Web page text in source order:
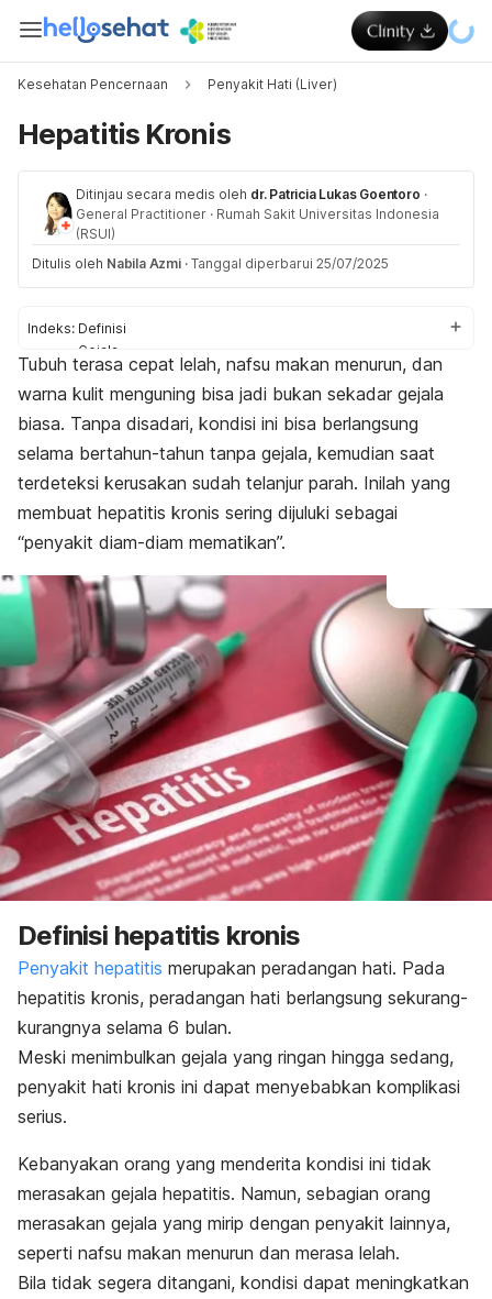
Kesehatan Pencernaan Penyakit Hati (Liver)
Hepatitis Kronis
Ditinjau secara medis oleh dr. Patricia Lukas Goentoro ·
General Practitioner · Rumah Sakit Universitas Indonesia
(RSUI)
Ditulis oleh Nabila Azmi · Tanggal diperbarui 25/07/2025
Indeks: Definisi
Gejala
Penyebab
Faktor risiko
Diagnosis
Pengobatan
Pencegahan
Tubuh terasa cepat lelah, nafsu makan menurun, dan
warna kulit menguning bisa jadi bukan sekadar gejala
biasa. Tanpa disadari, kondisi ini bisa berlangsung
selama bertahun-tahun tanpa gejala, kemudian saat
terdeteksi kerusakan sudah telanjur parah. Inilah yang
membuat hepatitis kronis sering dijuluki sebagai
“penyakit diam-diam mematikan”.
Definisi hepatitis kronis
Penyakit hepatitis merupakan peradangan hati. Pada
hepatitis kronis, peradangan hati berlangsung sekurang-
kurangnya selama 6 bulan.
Meski menimbulkan gejala yang ringan hingga sedang,
penyakit hati kronis ini dapat menyebabkan komplikasi
serius.
Kebanyakan orang yang menderita kondisi ini tidak
merasakan gejala hepatitis. Namun, sebagian orang
merasakan gejala yang mirip dengan penyakit lainnya,
seperti nafsu makan menurun dan merasa lelah.
Bila tidak segera ditangani, kondisi dapat meningkatkan